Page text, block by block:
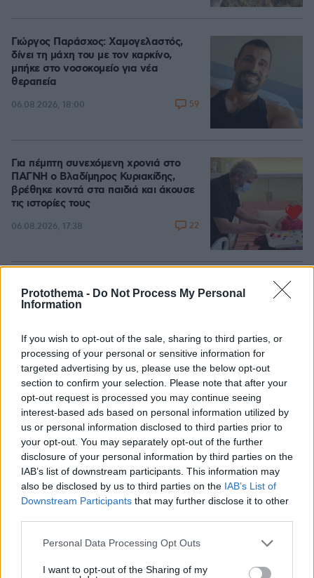
Protothema - Do Not Process My Personal
Information
If you wish to opt-out of the sale, sharing to third parties, or
processing of your personal or sensitive information for
targeted advertising by us, please use the below opt-out
section to confirm your selection. Please note that after your
opt-out request is processed you may continue seeing
interest-based ads based on personal information utilized by
us or personal information disclosed to third parties prior to
your opt-out. You may separately opt-out of the further
disclosure of your personal information by third parties on the
IAB’s list of downstream participants. This information may
also be disclosed by us to third parties on the IAB’s List of
Downstream Participants that may further disclose it to other
Please note that this website/app uses one or more Google
not limited to your visit or usage behaviour. You may click to
Personal Data Processing Opt Outs
I want to opt-out of the Sharing of my
Γιώργος Παράσχος: Χαμογελαστός,
δίνει τη μάχη του με τον καρκίνο,
μπήκε στο νοσοκομείο για νέα
θεραπεία
06.08.2026, 18:00 59
Για πέμπτη συνεχόμενη χρονιά στο
ΠΑΓΝΗ ο Βλαδίμηρος Κυριακίδης,
βρέθηκε κοντά στα παιδιά και άκουσε
τις ιστορίες τους
06.08.2026, 17:38 22
Games
Cut The Rope Northern Heights Candy
ΔΕΙΤΕ ΟΛΑ ΤΑ GAMES
Best of Network